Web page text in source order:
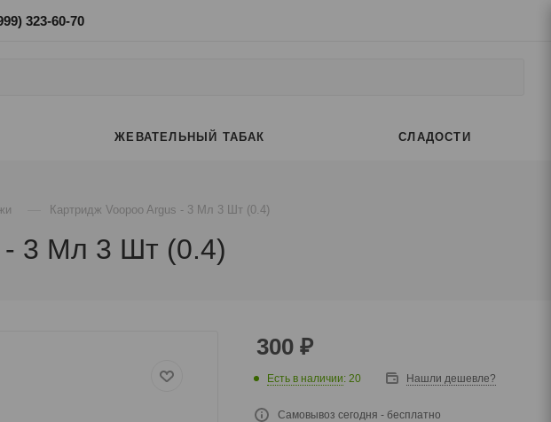
323-60-70
ЖЕВАТЕЛЬНЫЙ ТАБАК СЛАДОСТИ
Картридж Voopoo Argus - 3 Мл 3 Шт (0.4)
- 3 Мл 3 Шт (0.4)
300 ₽
Есть в наличии: 20 Нашли дешевле?
Самовывоз сегодня - бесплатно